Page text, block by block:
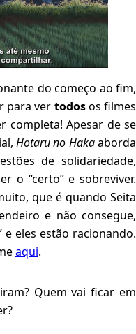
do começo ao fim,
para ver todosos filmes
completa! Apesar de se
Hotaru no Hakaaborda
de solidariedade,
o “certo” e sobreviver.
que é quando Seita
e não consegue,
e eles estão racionando.
aqui.
Quem vai ficar em